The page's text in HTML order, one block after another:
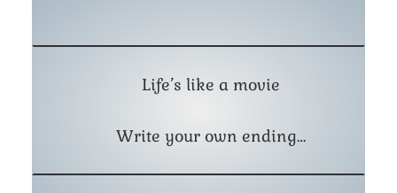
Life’s like a movie
Write your own ending…